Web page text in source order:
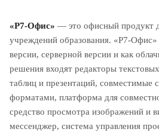
«Р7-Офис» — это офисный продукт
учреждений образования. «Р7-Офис»
версии, серверной версии и как
решения входят редакторы
таблиц и презентаций, совместимые
форматами, платформа для
средство просмотра изображений и
мессенджер, система управления